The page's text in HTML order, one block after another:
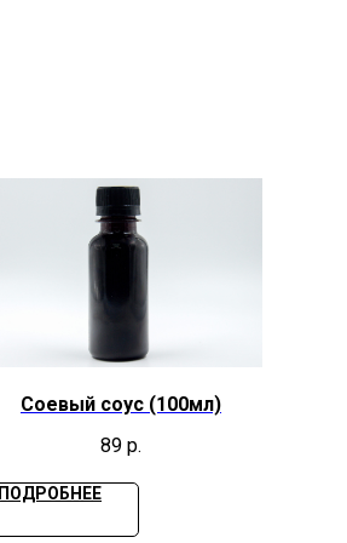
Соевый соус (100мл)
89 р.
ПОДРОБНЕЕ